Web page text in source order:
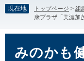
て
本
へ
現在地 トップページ > 組
康プラザ「美濃加
みのかも